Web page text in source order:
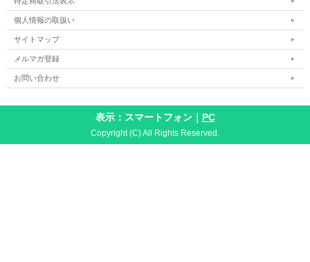
個人情報の取扱い
サイトマップ
メルマガ登録
お問い合わせ
表示：スマートフォン｜ PC
Copyright (C) All Rights Reserved.